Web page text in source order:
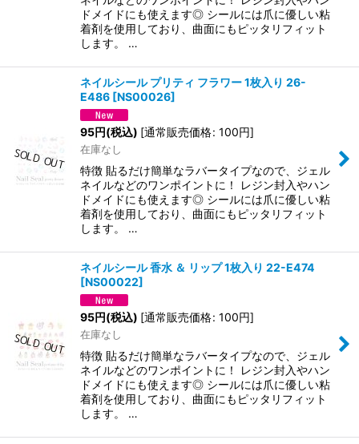
ドメイドにも使えます◎ シールには爪に優しい粘
着剤を使用しており、曲面にもピッタリフィット
します。 …
ネイルシール プリティ フラワー 1枚入り 26-
E486 [NS00026]
95円(税込) [通常販売価格: 100円]
在庫なし
特徴 貼るだけ簡単なラバータイプなので、ジェル
ネイルなどのワンポイントに！ レジン封入やハン
ドメイドにも使えます◎ シールには爪に優しい粘
着剤を使用しており、曲面にもピッタリフィット
します。 …
ネイルシール 香水 ＆ リップ 1枚入り 22-E474
[NS00022]
95円(税込) [通常販売価格: 100円]
在庫なし
特徴 貼るだけ簡単なラバータイプなので、ジェル
ネイルなどのワンポイントに！ レジン封入やハン
ドメイドにも使えます◎ シールには爪に優しい粘
着剤を使用しており、曲面にもピッタリフィット
します。 …